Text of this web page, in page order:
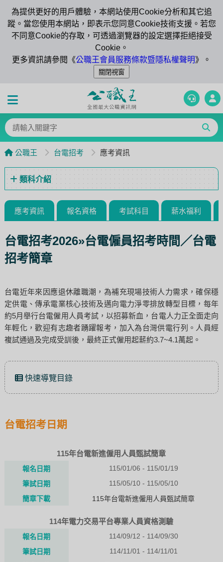
為提供更好的用戶體驗，本網站使用Cookie分析和其它追
蹤。當您使用本網站，即表示您同意Cookie技術支援。若您
不同意Cookie的存取，可透過瀏覽器的設定選擇拒絕接受
Cookie。
更多資訊請參閱《公職王會員服務條款暨隱私權聲明》。
公職王 台電招考 應考資訊
類科介紹
應考資訊 報名資格 考試科目 薪水福利
台電招考2026»台電僱員招考時間／台電
招考簡章
台電近年來因應退休離職潮，為補充現場技術人力需求，確保穩
定供電、傳承電業核心技術及邁向電力淨零排放轉型目標，每年
約5月舉行台電僱用人員考試，以招募新血，台電人力正全面走向
年輕化，歡迎有志趣者踴躍報考，加入為台灣供電行列。人員經
複試通過及完成受訓後，最終正式僱用起薪約3.7~4.1萬起。
快速導覽目錄
台電招考日期
115年台電新進僱用人員甄試簡章
報名日期
115/01/06 - 115/01/19
筆試日期
115/05/10 - 115/05/10
簡章下載
115年台電新進僱用人員甄試簡章
114年電力交易平台專業人員資格測驗
報名日期
114/09/12 - 114/09/30
筆試日期
114/11/01 - 114/11/01